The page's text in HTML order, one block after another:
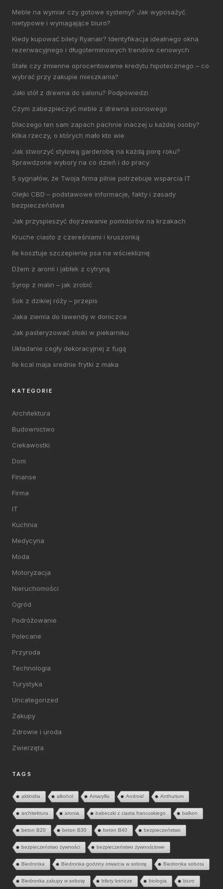
Meble na wymiar czy gotowe systemy? Jak wyposażyć
nietypowe i wymagające biuro?
Kiedy kupować bilety Ryanair? Identyfikacja idealnego okna
rezerwacyjnego i długoterminowych trendów cenowych
Stałe czy zmienne oprocentowanie kredytu hipotecznego – co
wybrać przy zakupie mieszkania?
Jaki stół z drewna do salonu? Podpowiedzi
Czym zabezpieczyć meble z drewna sosnowego
Dlaczego ten sam zapach pachnie inaczej u każdej osoby?
Kilka rzeczy, o których mało kto wie
Jak stworzyć stylową garderobę na każdą porę roku?
Sprawdzone wybory na co dzień i do pracy
5 sygnałów, że Twoja firma pilnie potrzebuje wsparcia IT
Olejki CBD – podstawowe informacje, fakty i zasady
bezpieczeństwa
Jak przyspieszyć dojrzewanie pomidorów na krzakach
Kruche ciasto z czereśniami i kruszonką
Ile kosztuje szczepienie psa na wściekliznę
Dżem z aronii i jabłek z cytryną
Syrop z malin – jak zrobić
Sok z dzikiej róży – przepis
Jaka ziemia do lawendy w doniczce
Jak pasteryzować słoiki w piekarniku
Układanie cegły dekoracyjnej z fugą
Ile kcal maja srednie frytki z maka
KATEGORIE
Architektura
Budownictwo
Ciekawostki
Dom
Finanse
Firma
IT
Kuchnia
Medycyna
Moda
Motoryzacja
Nieruchomości
Ogród
Podróżowanie
Polecane
Przyroda
Technologia
Turystyka
Uncategorized
Zakupy
Zdrowie i uroda
Zwierzęta
TAGS
aktinidia alkohol Amaryllis Android Anthurium
architektura aronia babeczki z ciasta francuskiego balkon
beton B20 beton B30 beton B40 bezpieczeństwo
bezpieczeństwo żywności bezpieczeństwo żywnościowe
Biedronka Biedronka godziny otwarcia w sobotę Biedronka sobota
Biedronka zakupy w sobotę bilety lotnicze biologia biuro